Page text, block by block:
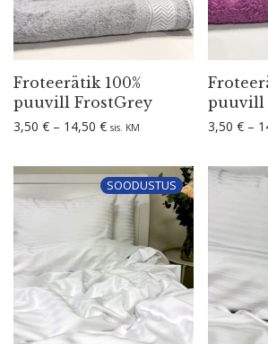
Frotee­rätik 100%
puuvill FrostGrey
3,50 € – 14,50 €Hinnavahemik: 3,50 € kuni
sis. KM
puuvill
3,50 € –
SOODUSTUS